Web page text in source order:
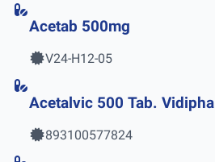
Acetab 500mg
V24-H12-05
Acetalvic 500 Tab. Vidipha
893100577824